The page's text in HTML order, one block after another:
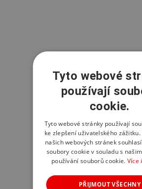
Tyto webové
používají
cookie.
Tyto webové stránky používají
ke zlepšení uživatelského
našich webových stránek
soubory cookie v souladu s
používání souborů cookie. Více
PŘIJMOUT VŠECHNY